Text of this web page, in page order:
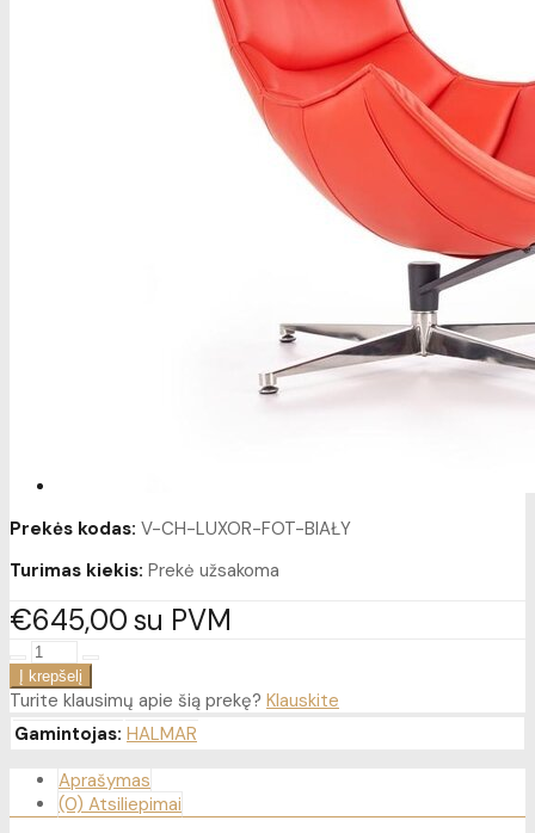
Prekės kodas: V-CH-LUXOR-FOT-BIAŁY
Turimas kiekis: Prekė užsakoma
€64500su PVM
Turite klausimų apie šią prekę? Klauskite
Gamintojas: HALMAR
Aprašymas
(0) Atsiliepimai